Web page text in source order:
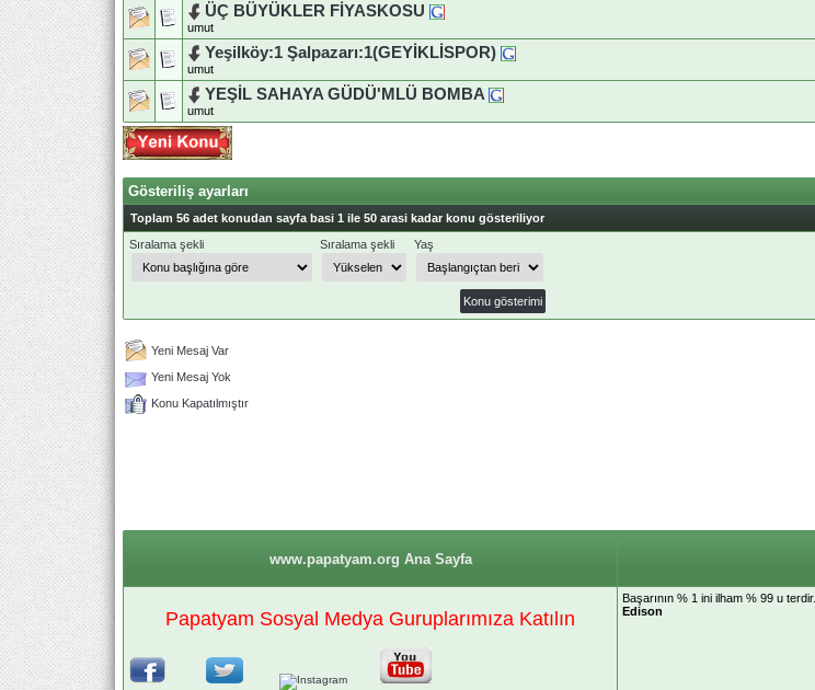
ÜÇ BÜYÜKLER FİYASKOSU
umut
Yeşilköy:1 Şalpazarı:1(GEYİKLİSPOR)
umut
YEŞİL SAHAYA GÜDÜ'MLÜ BOMBA
umut
Gösteriliş ayarları
Toplam 56 adet konudan sayfa basi 1 ile 50 arasi kadar konu gösteriliyor
Sıralama şekli
Sıralama şekli Yaş
Yeni Mesaj Var
Yeni Mesaj Yok
Konu Kapatılmıştır
www.papatyam.org Ana Sayfa
Papatyam Sosyal Medya Guruplarımıza Katılın
Başarının % 1 ini ilham % 99 u terdir.
Edison